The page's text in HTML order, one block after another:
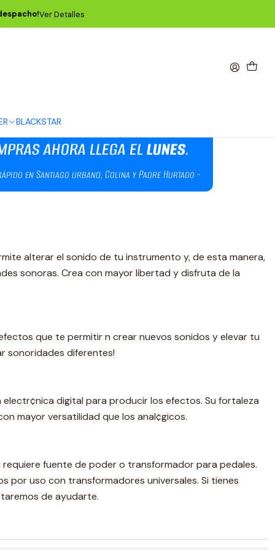
BLACKSTAR
Ver Detalles
Delay
alterar el sonido de tu instrumento y, de esta manera,
sonoras. ­Crea con mayor libertad y disfruta de la
que te permitir n crear nuevos sonidos y elevar tu
sonoridades diferentes!
electr¢nica digital para producir los efectos. Su fortaleza
mayor versatilidad que los anal¢gicos.
requiere fuente de poder o transformador para pedales.
por uso con transformadores universales. Si tienes
de ayudarte.